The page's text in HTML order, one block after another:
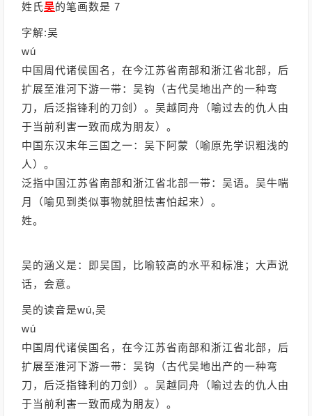
姓氏吴的笔画数是 7
字解:吴
wú
中国周代诸侯国名，在今江苏省南部和浙江省北部，后
扩展至淮河下游一带：吴钩（古代吴地出产的一种弯
刀，后泛指锋利的刀剑）。吴越同舟（喻过去的仇人由
于当前利害一致而成为朋友）。
中国东汉末年三国之一：吴下阿蒙（喻原先学识粗浅的
人）。
泛指中国江苏省南部和浙江省北部一带：吴语。吴牛喘
月（喻见到类似事物就胆怯害怕起来）。
姓。
吴的涵义是：即吴国，比喻较高的水平和标准；大声说
话，会意。
吴的读音是wú,吴
wú
中国周代诸侯国名，在今江苏省南部和浙江省北部，后
扩展至淮河下游一带：吴钩（古代吴地出产的一种弯
刀，后泛指锋利的刀剑）。吴越同舟（喻过去的仇人由
于当前利害一致而成为朋友）。